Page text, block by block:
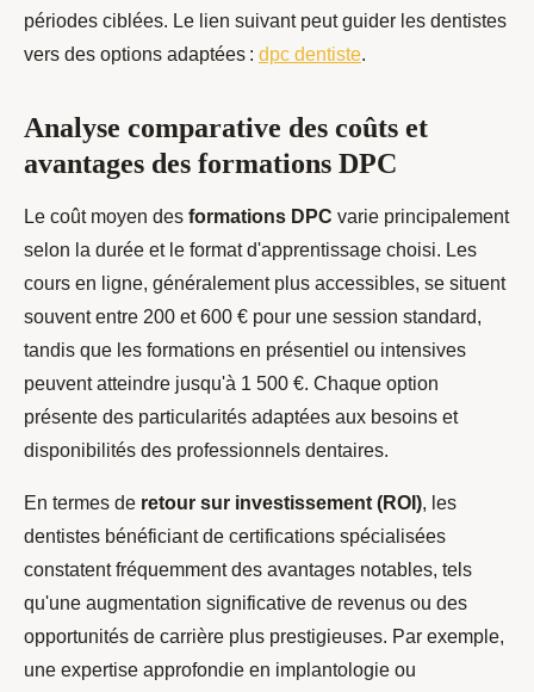
périodes ciblées. Le lien suivant peut guider les dentistes
vers des options adaptées : dpc dentiste.
Analyse comparative des coûts et
avantages des formations DPC
Le coût moyen des formations DPC varie principalement
selon la durée et le format d'apprentissage choisi. Les
cours en ligne, généralement plus accessibles, se situent
souvent entre 200 et 600 € pour une session standard,
tandis que les formations en présentiel ou intensives
peuvent atteindre jusqu'à 1 500 €. Chaque option
présente des particularités adaptées aux besoins et
disponibilités des professionnels dentaires.
En termes de retour sur investissement (ROI), les
dentistes bénéficiant de certifications spécialisées
constatent fréquemment des avantages notables, tels
qu'une augmentation significative de revenus ou des
opportunités de carrière plus prestigieuses. Par exemple,
une expertise approfondie en implantologie ou